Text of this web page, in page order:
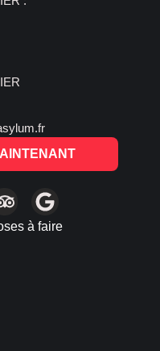
à faire